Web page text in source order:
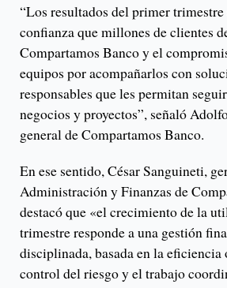
“Los resultados del primer
confianza que millones de clientes
Compartamos Banco y el
equipos por acompañarlos con
responsables que les permitan
negocios y proyectos”, señaló
general de Compartamos Banco.
En ese sentido, César Sanguineti,
Administración y Finanzas de
destacó que «el crecimiento de la
trimestre responde a una gestión
disciplinada, basada en la eficiencia
control del riesgo y el trabajo